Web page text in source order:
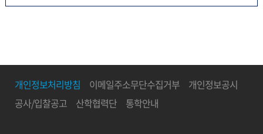
개인정보처리방침 이메일주소무단수집거부
개인정보공시
공사/입찰공고
산학협력단 통학안내